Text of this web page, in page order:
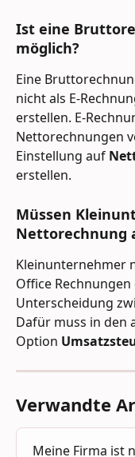
Ist eine
möglich?
Eine
nicht als E-
erstellen. E-
Nettorechnungen
Einstellung auf
erstellen.
Müssen
Nettorechnung
Kleinunternehmer
Office
Unterscheidung
Dafür muss in den
Option
Verwandte
Meine Firma ist